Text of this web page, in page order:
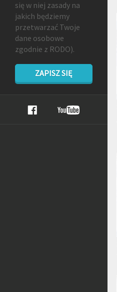
się w niej zasady na
jakich będziemy
przetwarzać Twoje
dane osobowe
zgodnie z RODO).
ZAPISZ SIĘ